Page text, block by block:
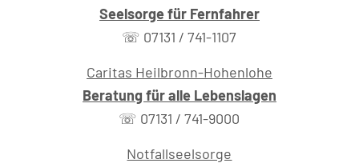
Seelsorge für Fernfahrer
☏ 07131 / 741-1107
Caritas Heilbronn-Hohenlohe
Beratung für alle Lebenslagen
☏ 07131 / 741-9000
Notfallseelsorge